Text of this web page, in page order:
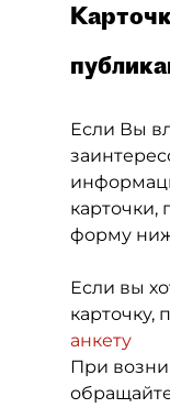
Если Вы
карточки,
форму
Если вы
карточку,
анкету
При